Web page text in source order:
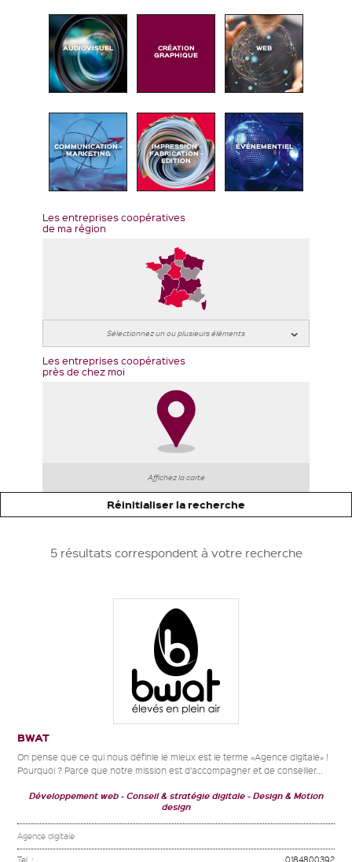
AUDIOVISUEL CRÉATION
GRAPHIQUE
WEB
COMMUNICATION -
MARKETING
IMPRESSION -
FABRICATION -
EDITION
ÉVÉNEMENTIEL
Les entreprises coopératives
de ma région
Les entreprises coopératives
près de chez moi
Affichez la carte
Réinitialiser la recherche
5 résultats correspondent à votre recherche
BWAT
On pense que ce qui nous définie le mieux est le terme «Agence digitale» !
Pourquoi ? Parce que notre mission est d’accompagner et de conseiller...
Développement web Conseil & stratégie digitale
Design & Motion
design
Agence digitale
Tel. : 0184800392